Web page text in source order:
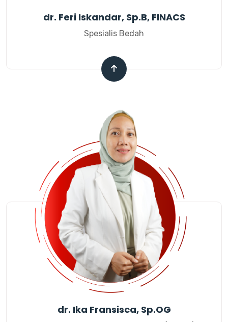
dr. Feri Iskandar, Sp.B, FINACS
Spesialis Bedah
dr. Ika Fransisca, Sp.OG